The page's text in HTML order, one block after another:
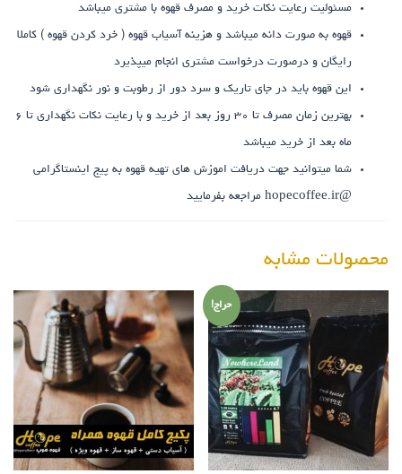
مسئولیت رعایت نکات خرید و مصرف قهوه با مشتری میباشد
قهوه به صورت دانه میباشد و هزینه آسیاب قهوه ( خرد کردن قهوه ) کاملا
رایگان و درصورت درخواست مشتری انجام میپذیرد
این قهوه باید در جای تاریک و سرد دور از رطوبت و نور نگهداری شود
بهترین زمان مصرف تا ۳۰ روز بعد از خرید و با رعایت نکات نگهداری تا ۶
ماه بعد از خرید میباشد
شما میتوانید جهت دریافت اموزش های تهیه قهوه به پیج اینستاگرامی
@hopecoffee.ir مراجعه بفرمایید
محصولات مشابه
حراج!